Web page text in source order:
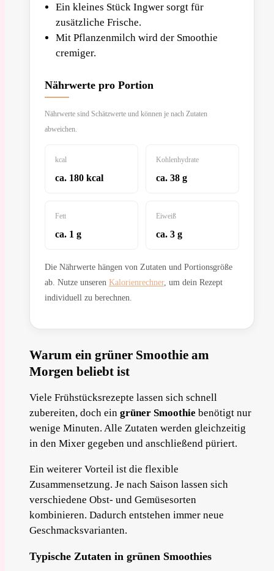
Ein kleines Stück Ingwer sorgt für
zusätzliche Frische.
Mit Pflanzenmilch wird der Smoothie
cremiger.
Nährwerte pro Portion
Nährwerte sind Schätzwerte und können je nach Zutaten
abweichen.
kcal
ca. 180 kcal
Kohlenhydrate
ca. 38 g
Fett
ca. 1 g
Eiweiß
ca. 3 g
Die Nährwerte hängen von Zutaten und Portionsgröße
ab. Nutze unseren Kalorienrechner, um dein Rezept
individuell zu berechnen.
Warum ein grüner Smoothie am
Morgen beliebt ist
Viele Frühstücksrezepte lassen sich schnell
zubereiten, doch ein grüner Smoothie benötigt nur
wenige Minuten. Alle Zutaten werden gleichzeitig
in den Mixer gegeben und anschließend püriert.
Ein weiterer Vorteil ist die flexible
Zusammensetzung. Je nach Saison lassen sich
verschiedene Obst- und Gemüsesorten
kombinieren. Dadurch entstehen immer neue
Geschmacksvarianten.
Typische Zutaten in grünen Smoothies